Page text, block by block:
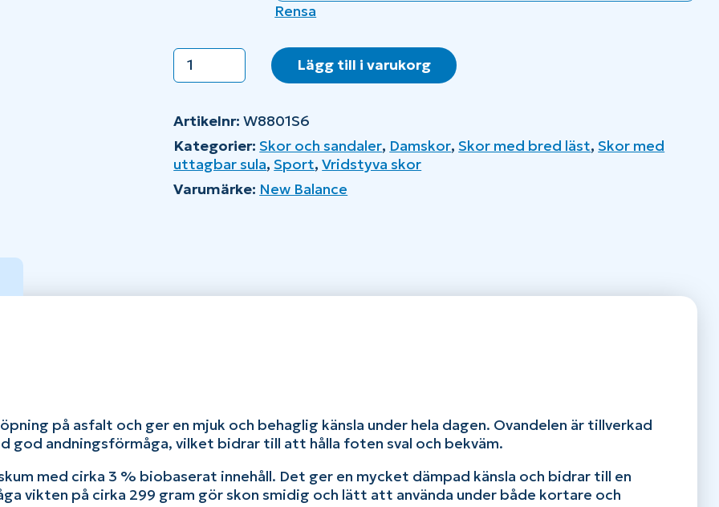
Rensa
New
Balance
880
v15
W
mängd
Lägg till i varukorg
Artikelnr:W8801S6
Kategorier: Skor och sandaler, Damskor, Skor med bred läst, Skor med
uttagbar sula, Sport,Vridstyva skor
Varumärke: New Balance
på asfalt och ger en mjuk och behaglig känsla under hela dagen. Ovandelen är tillverkad
god andningsförmåga, vilket bidrar till att hålla foten sval och bekväm.
med cirka 3 % biobaserat innehåll. Det ger en mycket dämpad känsla och bidrar till en
vikten på cirka 299 gram gör skon smidig och lätt att använda under både kortare och